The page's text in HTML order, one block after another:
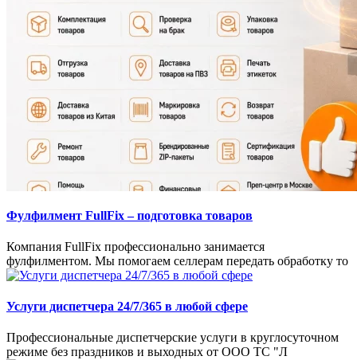
Фулфилмент FullFix – подготовка товаров
Компания FullFix профессионально занимается
фулфилментом. Мы помогаем селлерам передать обработку то
Услуги диспетчера 24/7/365 в любой сфере
Профессиональные диспетчерские услуги в круглосуточном
режиме без праздников и выходных от ООО ТС "Л